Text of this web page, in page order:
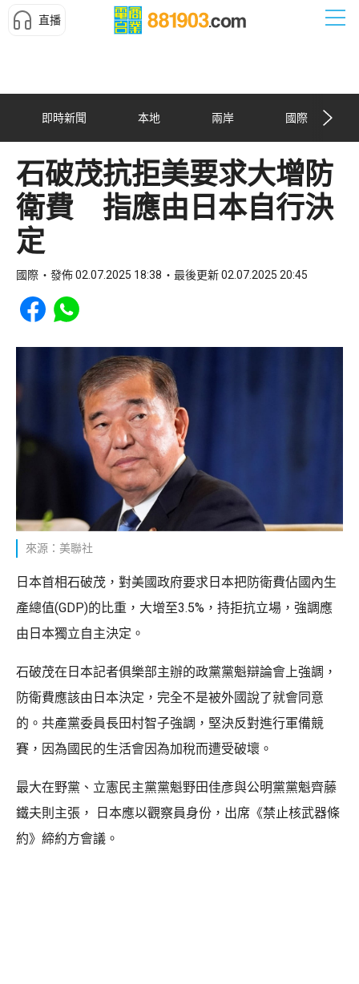
直播
即時新聞 本地 兩岸 國際
石破茂抗拒美要求大增防
衛費 指應由日本自行決
定
國際 發佈 02.07.2025 18:38 最後更新 02.07.2025 20:45
Share to Facebook
Share to WhatsApp
來源：美聯社
日本首相石破茂，對美國政府要求日本把防衛費佔國內生
產總值(GDP)的比重，大增至3.5%，持拒抗立場，強調應
由日本獨立自主決定。
石破茂在日本記者俱樂部主辦的政黨黨魁辯論會上強調，
防衛費應該由日本決定，完全不是被外國說了就會同意
的。共產黨委員長田村智子強調，堅決反對進行軍備競
賽，因為國民的生活會因為加稅而遭受破壞。
最大在野黨、立憲民主黨黨魁野田佳彥與公明黨黨魁齊藤
鐵夫則主張， 日本應以觀察員身份，出席《禁止核武器條
約》締約方會議。